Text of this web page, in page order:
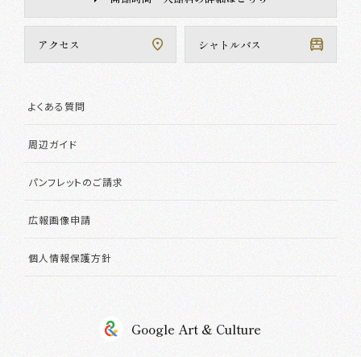
Google Art & Culture
よくある質問
周辺ガイド
パンフレットのご請求
広報画像申請
個人情報保護方針
アクセス シャトルバス